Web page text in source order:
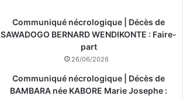
Communiqué nécrologique | Décès de
SAWADOGO BERNARD WENDIKONTE : Faire-
part
26/06/2026
Communiqué nécrologique | Décès de
BAMBARA née KABORE Marie Josephe :